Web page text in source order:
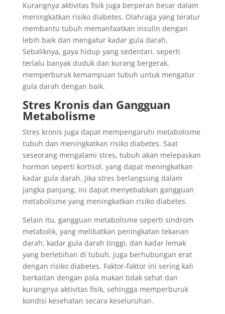
Kurangnya aktivitas fisik juga berperan besar dalam
meningkatkan risiko diabetes. Olahraga yang teratur
membantu tubuh memanfaatkan insulin dengan
lebih baik dan mengatur kadar gula darah.
Sebaliknya, gaya hidup yang sedentari, seperti
terlalu banyak duduk dan kurang bergerak,
memperburuk kemampuan tubuh untuk mengatur
gula darah dengan baik.
Stres Kronis dan Gangguan
Metabolisme
Stres kronis juga dapat mempengaruhi metabolisme
tubuh dan meningkatkan risiko diabetes. Saat
seseorang mengalami stres, tubuh akan melepaskan
hormon seperti kortisol, yang dapat meningkatkan
kadar gula darah. Jika stres berlangsung dalam
jangka panjang, ini dapat menyebabkan gangguan
metabolisme yang meningkatkan risiko diabetes.
Selain itu, gangguan metabolisme seperti sindrom
metabolik, yang melibatkan peningkatan tekanan
darah, kadar gula darah tinggi, dan kadar lemak
yang berlebihan di tubuh, juga berhubungan erat
dengan risiko diabetes. Faktor-faktor ini sering kali
berkaitan dengan pola makan tidak sehat dan
kurangnya aktivitas fisik, sehingga memperburuk
kondisi kesehatan secara keseluruhan.